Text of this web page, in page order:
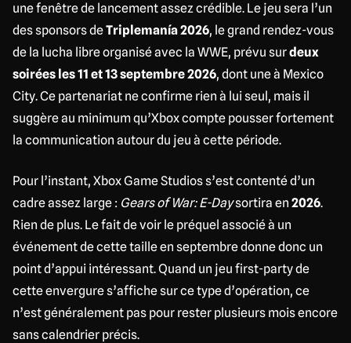
une fenêtre de lancement assez crédible. Le jeu sera l’un
des sponsors deTriplemanía 2026, le grand rendez-vous
de la lucha libre organisé avec la WWE, prévu surdeux
soirées les 11 et 13 septembre 2026, dont une à Mexico
City. Ce partenariat ne confirme rien à lui seul, mais il
suggère au minimum qu’Xbox compte pousser fortement
la communication autour du jeu à cette période.
Pour l’instant, Xbox Game Studios s’est contenté d’un
cadre assez large : Gears of War: E-Daysortira en 2026.
Rien de plus. Le fait de voir le préquel associé à un
événement de cette taille en septembre donne donc un
point d’appui intéressant. Quand un jeu first-party de
cette envergure s’affiche sur ce type d’opération, ce
n’est généralement pas pour rester plusieurs mois encore
sans calendrier précis.